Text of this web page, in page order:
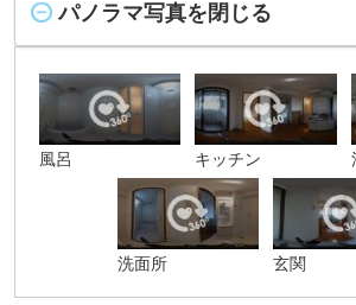
パノラマ写真を閉じる
風呂 キッチン
洗面所 玄関